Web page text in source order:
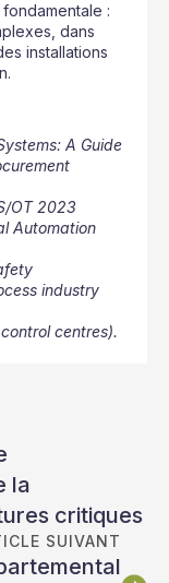
:
dans
installations
A Guide
OT 2023
Automation
industry
centres).
la
critiques
SUIVANT